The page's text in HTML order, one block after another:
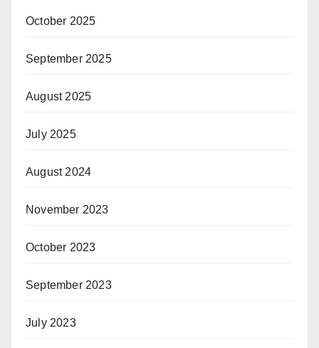
October 2025
September 2025
August 2025
July 2025
August 2024
November 2023
October 2023
September 2023
July 2023